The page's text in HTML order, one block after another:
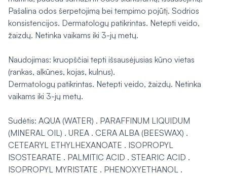
Pašalina odos šerpetojimą bei tempimo pojūtį. Sodrios
konsistencijos. Dermatologų patikrintas. Netepti veido,
žaizdų. Netinka vaikams iki 3-jų metų.
Naudojimas: kruopščiai tepti išsausėjusias kūno vietas
(rankas, alkūnes, kojas, kulnus).
Dermatologų patikrintas. Netepti veido, žaizdų. Netinka
vaikams iki 3-jų metų.
Sudėtis: AQUA (WATER) . PARAFFINUM LIQUIDUM
(MINERAL OIL) . UREA . CERA ALBA (BEESWAX) .
CETEARYL ETHYLHEXANOATE . ISOPROPYL
ISOSTEARATE . PALMITIC ACID . STEARIC ACID .
ISOPROPYL MYRISTATE . PHENOXYETHANOL .